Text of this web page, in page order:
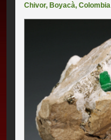
Chivor, Boyacà,Colombia